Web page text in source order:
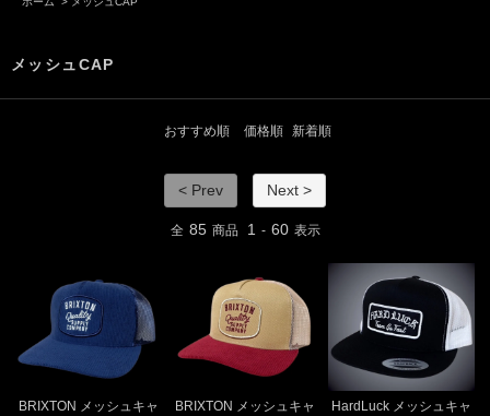
メッシュCAP
おすすめ順 価格順 新着順
< Prev Next >
全 85 商品 1 - 60 表示
BRIXTON メッシュキャ
BRIXTON メッシュキャ
HardLuck メッシュキャ